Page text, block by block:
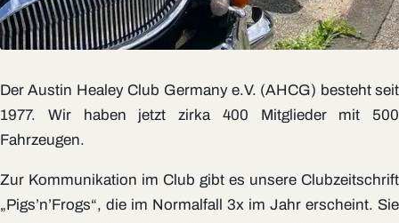
Der Austin Healey Club Germany e.V. (AHCG) besteht seit
1977. Wir haben jetzt zirka 400 Mitglieder mit 500
Fahrzeugen.
Zur Kommunikation im Club gibt es unsere Clubzeitschrift
„Pigs’n’Frogs“, die im Normalfall 3x im Jahr erscheint. Sie